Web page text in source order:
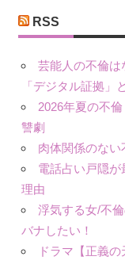
ー RSS
芸能人の不倫
「デジタル証拠」
2026年夏の不
讐劇
肉体関係のない
電話占い戸隠
理由
浮気する女/不
バナしたい！
ドラマ【正義